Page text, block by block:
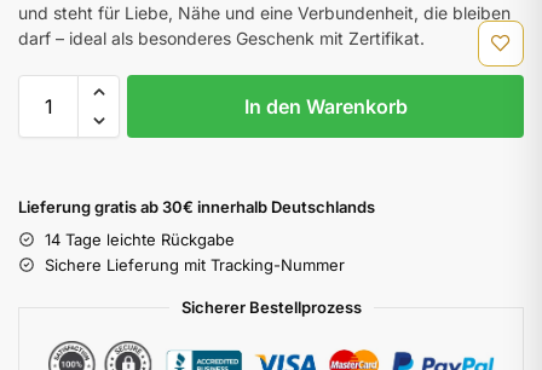
und steht für Liebe, Nähe und eine Verbundenheit, die bleiben
darf – ideal als besonderes Geschenk mit Zertifikat.
In den Warenkorb
Lieferung gratis ab 30€ innerhalb Deutschlands
14 Tage leichte Rückgabe
Sichere Lieferung mit Tracking-Nummer
Sicherer Bestellprozess